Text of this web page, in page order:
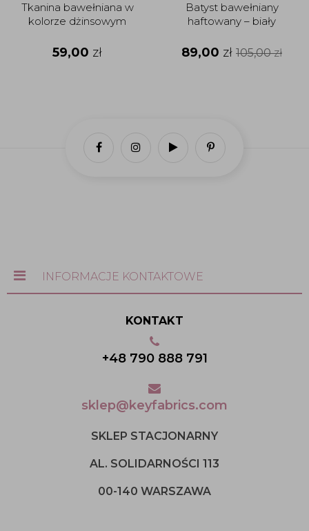
Tkanina bawełniana w
kolorze dżinsowym
59,00 zł
Batyst bawełniany
haftowany – biały
89,00 zł 105,00zł
INFORMACJE KONTAKTOWE
KONTAKT
+48 790 888 791
sklep@keyfabrics.com
SKLEP STACJONARNY
AL. SOLIDARNOŚCI 113
00-140 WARSZAWA